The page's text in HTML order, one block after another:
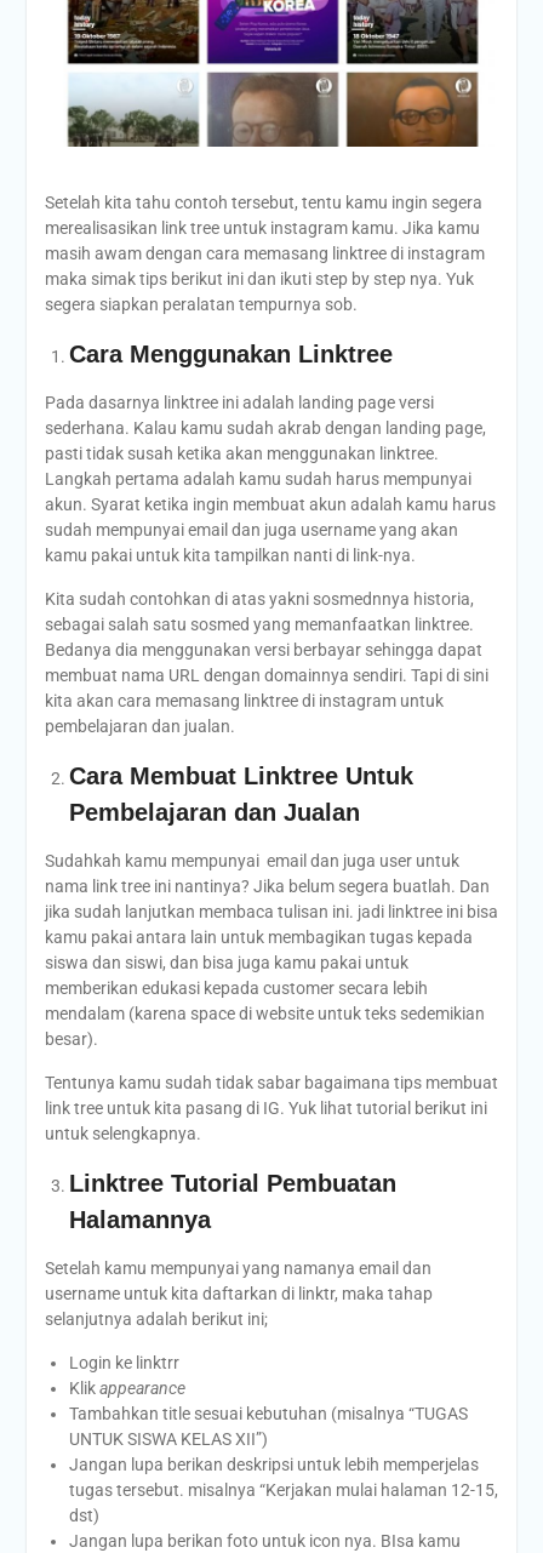
Setelah kita tahu contoh tersebut, tentu kamu ingin segera
merealisasikan link tree untuk instagram kamu. Jika kamu
masih awam dengan cara memasang linktree di instagram
maka simak tips berikut ini dan ikuti step by step nya. Yuk
segera siapkan peralatan tempurnya sob.
Cara Menggunakan Linktree
Pada dasarnya linktree ini adalah landing page versi
sederhana. Kalau kamu sudah akrab dengan landing page,
pasti tidak susah ketika akan menggunakan linktree.
Langkah pertama adalah kamu sudah harus mempunyai
akun. Syarat ketika ingin membuat akun adalah kamu harus
sudah mempunyai email dan juga username yang akan
kamu pakai untuk kita tampilkan nanti di link-nya.
Kita sudah contohkan di atas yakni sosmednnya historia,
sebagai salah satu sosmed yang memanfaatkan linktree.
Bedanya dia menggunakan versi berbayar sehingga dapat
membuat nama URL dengan domainnya sendiri. Tapi di sini
kita akan cara memasang linktree di instagram untuk
pembelajaran dan jualan.
Cara Membuat Linktree Untuk
Pembelajaran dan Jualan
Sudahkah kamu mempunyai email dan juga user untuk
nama link tree ini nantinya? Jika belum segera buatlah. Dan
jika sudah lanjutkan membaca tulisan ini. jadi linktree ini bisa
kamu pakai antara lain untuk membagikan tugas kepada
siswa dan siswi, dan bisa juga kamu pakai untuk
memberikan edukasi kepada customer secara lebih
mendalam (karena space di website untuk teks sedemikian
besar).
Tentunya kamu sudah tidak sabar bagaimana tips membuat
link tree untuk kita pasang di IG. Yuk lihat tutorial berikut ini
untuk selengkapnya.
Linktree Tutorial Pembuatan
Halamannya
Setelah kamu mempunyai yang namanya email dan
username untuk kita daftarkan di linktr, maka tahap
selanjutnya adalah berikut ini;
Login ke linktrr
Klikappearance
Tambahkan title sesuai kebutuhan (misalnya “TUGAS
UNTUK SISWA KELAS XII”)
Jangan lupa berikan deskripsi untuk lebih memperjelas
tugas tersebut. misalnya “Kerjakan mulai halaman 12-15,
dst)
Jangan lupa berikan foto untuk icon nya. BIsa kamu